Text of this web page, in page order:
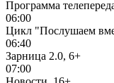
Программа
06:00
Цикл "Послушаем
06:40
Зарница 2.0, 6+
07:00